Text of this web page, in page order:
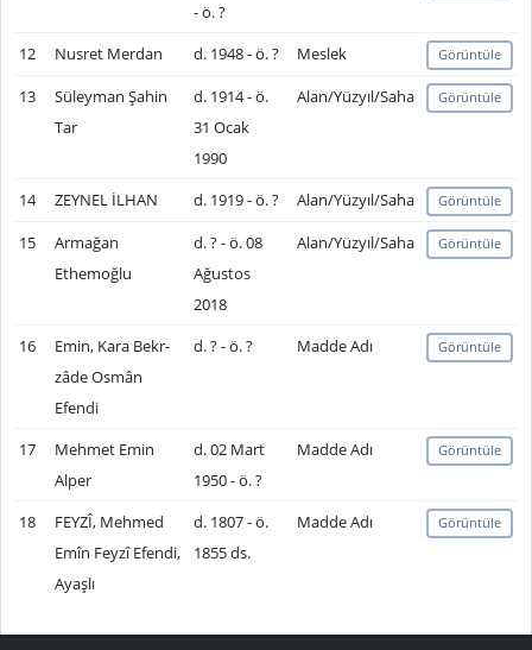
- ö. ?
12 Nusret Merdan d. 1948 - ö. ? Meslek Görüntüle
13
Süleyman Şahin
Tar
d. 1914 - ö.
31 Ocak
1990
Alan/Yüzyıl/Saha Görüntüle
14 ZEYNEL İLHAN d. 1919 - ö. ? Alan/Yüzyıl/Saha Görüntüle
15
Armağan
Ethemoğlu
d. ? - ö. 08
Ağustos
2018
Alan/Yüzyıl/Saha Görüntüle
16
Emin, Kara Bekr-
zâde Osmân
Efendi
d. ? - ö. ? Madde Adı Görüntüle
17
Mehmet Emin
Alper
d. 02 Mart
1950 - ö. ?
Madde Adı Görüntüle
18
FEYZÎ, Mehmed
Emîn Feyzî Efendi,
Ayaşlı
d. 1807 - ö.
1855 ds.
Madde Adı Görüntüle